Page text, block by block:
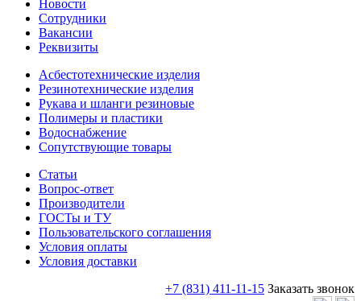
Новости
Сотрудники
Вакансии
Реквизиты
Асбестотехнические изделия
Резинотехнические изделия
Рукава и шланги резиновые
Полимеры и пластики
Водоснабжение
Сопутствующие товары
Статьи
Вопрос-ответ
Производители
ГОСТы и ТУ
Пользовательского соглашения
Условия оплаты
Условия доставки
+7 (831) 411-11-15 Заказать звонок